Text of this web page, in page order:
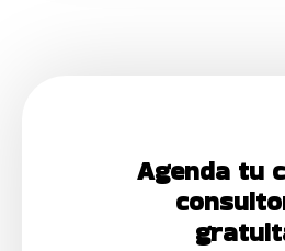
Agenda tu